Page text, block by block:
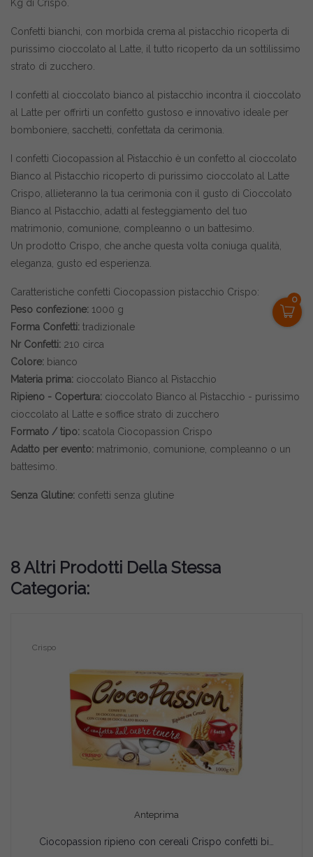
0
Kg di Crispo.
Confetti bianchi, con morbida crema al pistacchio ricoperta di
purissimo cioccolato al Latte, il tutto ricoperto da un sottilissimo
strato di zucchero.
I confetti al cioccolato bianco al pistacchio incontra il cioccolato
al Latte per offrirti un confetto gustoso e innovativo ideale per
bomboniere, sacchetti, confettata da cerimonia.
I confetti Ciocopassion al Pistacchio è un confetto al cioccolato
Bianco al Pistacchio ricoperto di purissimo cioccolato al Latte
Crispo, allieteranno la tua cerimonia con il gusto di Cioccolato
Bianco al Pistacchio, adatti al festeggiamento del tuo
matrimonio, comunione, compleanno o un battesimo.
Un prodotto Crispo, che anche questa volta coniuga qualità,
eleganza, gusto ed esperienza.
Caratteristiche confetti Ciocopassion pistacchio Crispo:
Peso confezione: 1000 g
Forma Confetti: tradizionale
Nr Confetti: 210 circa
Colore: bianco
Materia prima: cioccolato Bianco al Pistacchio
Ripieno - Copertura: cioccolato Bianco al Pistacchio - purissimo
cioccolato al Latte e soffice strato di zucchero
Formato / tipo: scatola Ciocopassion Crispo
Adatto per evento: matrimonio, comunione, compleanno o un
battesimo.
Senza Glutine: confetti senza glutine
8 Altri Prodotti Della Stessa
Categoria:
Anteprima
Crispo